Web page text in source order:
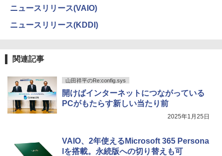
ニュースリリース(VAIO)
ニュースリリース(KDDI)
関連記事
山田祥平のRe:config.sys
開けばインターネットにつながっている
PCがもたらす新しい当たり前
2025年1月25日
VAIO、2年使えるMicrosoft 365 Persona
lを搭載。永続版への切り替えも可